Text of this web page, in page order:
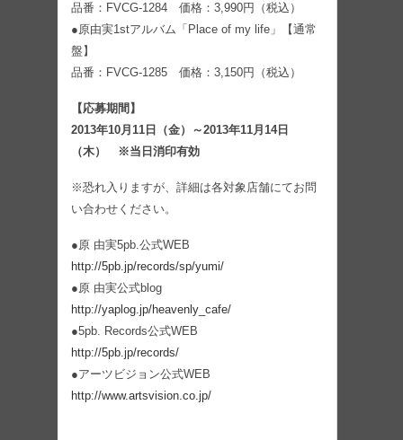
品番：FVCG-1284 価格：3,990円（税込）
●原由実1stアルバム「Place of my life」【通常
盤】
品番：FVCG-1285 価格：3,150円（税込）
【応募期間】
2013年10月11日（金）～2013年11月14日
（木） ※当日消印有効
※恐れ入りますが、詳細は各対象店舗にてお問
い合わせください。
●原 由実5pb.公式WEB
http://5pb.jp/records/sp/yumi/
●原 由実公式blog
http://yaplog.jp/heavenly_cafe/
●5pb. Records公式WEB
http://5pb.jp/records/
●アーツビジョン公式WEB
http://www.artsvision.co.jp/